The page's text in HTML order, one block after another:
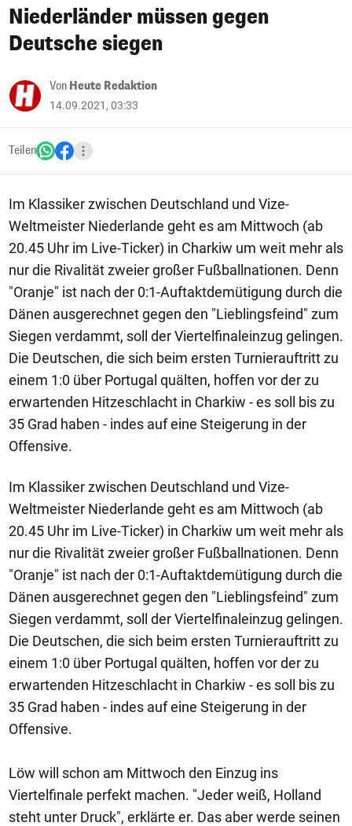
Niederländer müssen gegen
Deutsche siegen
Von Heute Redaktion
14.09.2021, 03:33
Teilen
Im Klassiker zwischen Deutschland und Vize-
Weltmeister Niederlande geht es am Mittwoch (ab
20.45 Uhr im Live-Ticker) in Charkiw um weit mehr als
nur die Rivalität zweier großer Fußballnationen. Denn
"Oranje" ist nach der 0:1-Auftaktdemütigung durch die
Dänen ausgerechnet gegen den "Lieblingsfeind" zum
Siegen verdammt, soll der Viertelfinaleinzug gelingen.
Die Deutschen, die sich beim ersten Turnierauftritt zu
einem 1:0 über Portugal quälten, hoffen vor der zu
erwartenden Hitzeschlacht in Charkiw - es soll bis zu
35 Grad haben - indes auf eine Steigerung in der
Offensive.
Im Klassiker zwischen Deutschland und Vize-
Weltmeister Niederlande geht es am Mittwoch (ab
20.45 Uhr im Live-Ticker) in Charkiw um weit mehr als
nur die Rivalität zweier großer Fußballnationen. Denn
"Oranje" ist nach der 0:1-Auftaktdemütigung durch die
Dänen ausgerechnet gegen den "Lieblingsfeind" zum
Siegen verdammt, soll der Viertelfinaleinzug gelingen.
Die Deutschen, die sich beim ersten Turnierauftritt zu
einem 1:0 über Portugal quälten, hoffen vor der zu
erwartenden Hitzeschlacht in Charkiw - es soll bis zu
35 Grad haben - indes auf eine Steigerung in der
Offensive.
Löw will schon am Mittwoch den Einzug ins
Viertelfinale perfekt machen. "Jeder weiß, Holland
steht unter Druck", erklärte er. Das aber werde seinen